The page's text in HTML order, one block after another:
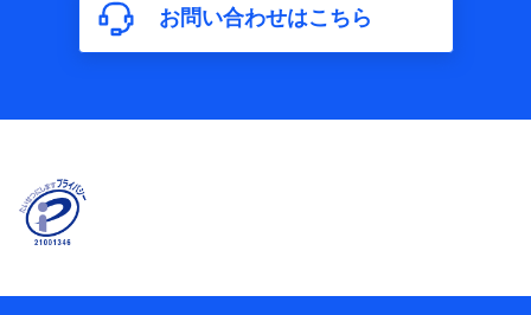
名、住所、生年月日、性別、保険契約者と被保険者の関係、
保険加入の目的、保険商品の内容、保険料、保険料のお支払
方法、車のメーカーや走行距離などの情報、建物の構造や築
当社
株式会社NTTドコモ
【利用する者の利用目的】
おけるユーザ登録受付および管理のため
お問い合わせはこちら